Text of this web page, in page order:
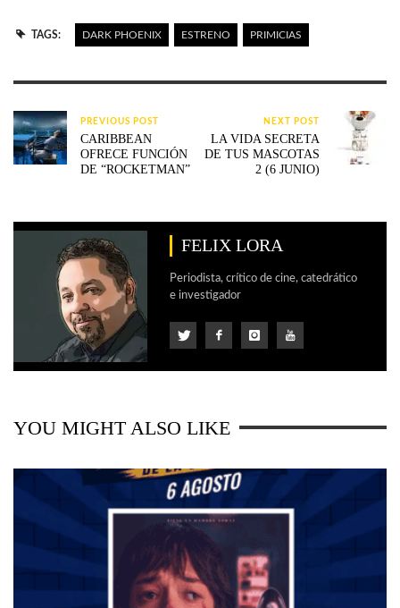
TAGS: DARK PHOENIX ESTRENO PRIMICIAS
PREVIOUS POST
CARIBBEAN
OFRECE FUNCIÓN
DE “ROCKETMAN”
NEXT POST
LA VIDA SECRETA
DE TUS MASCOTAS
2 (6 JUNIO)
FELIX LORA
Periodista, crítico de cine, catedrático
e investigador
YOU MIGHT ALSO LIKE